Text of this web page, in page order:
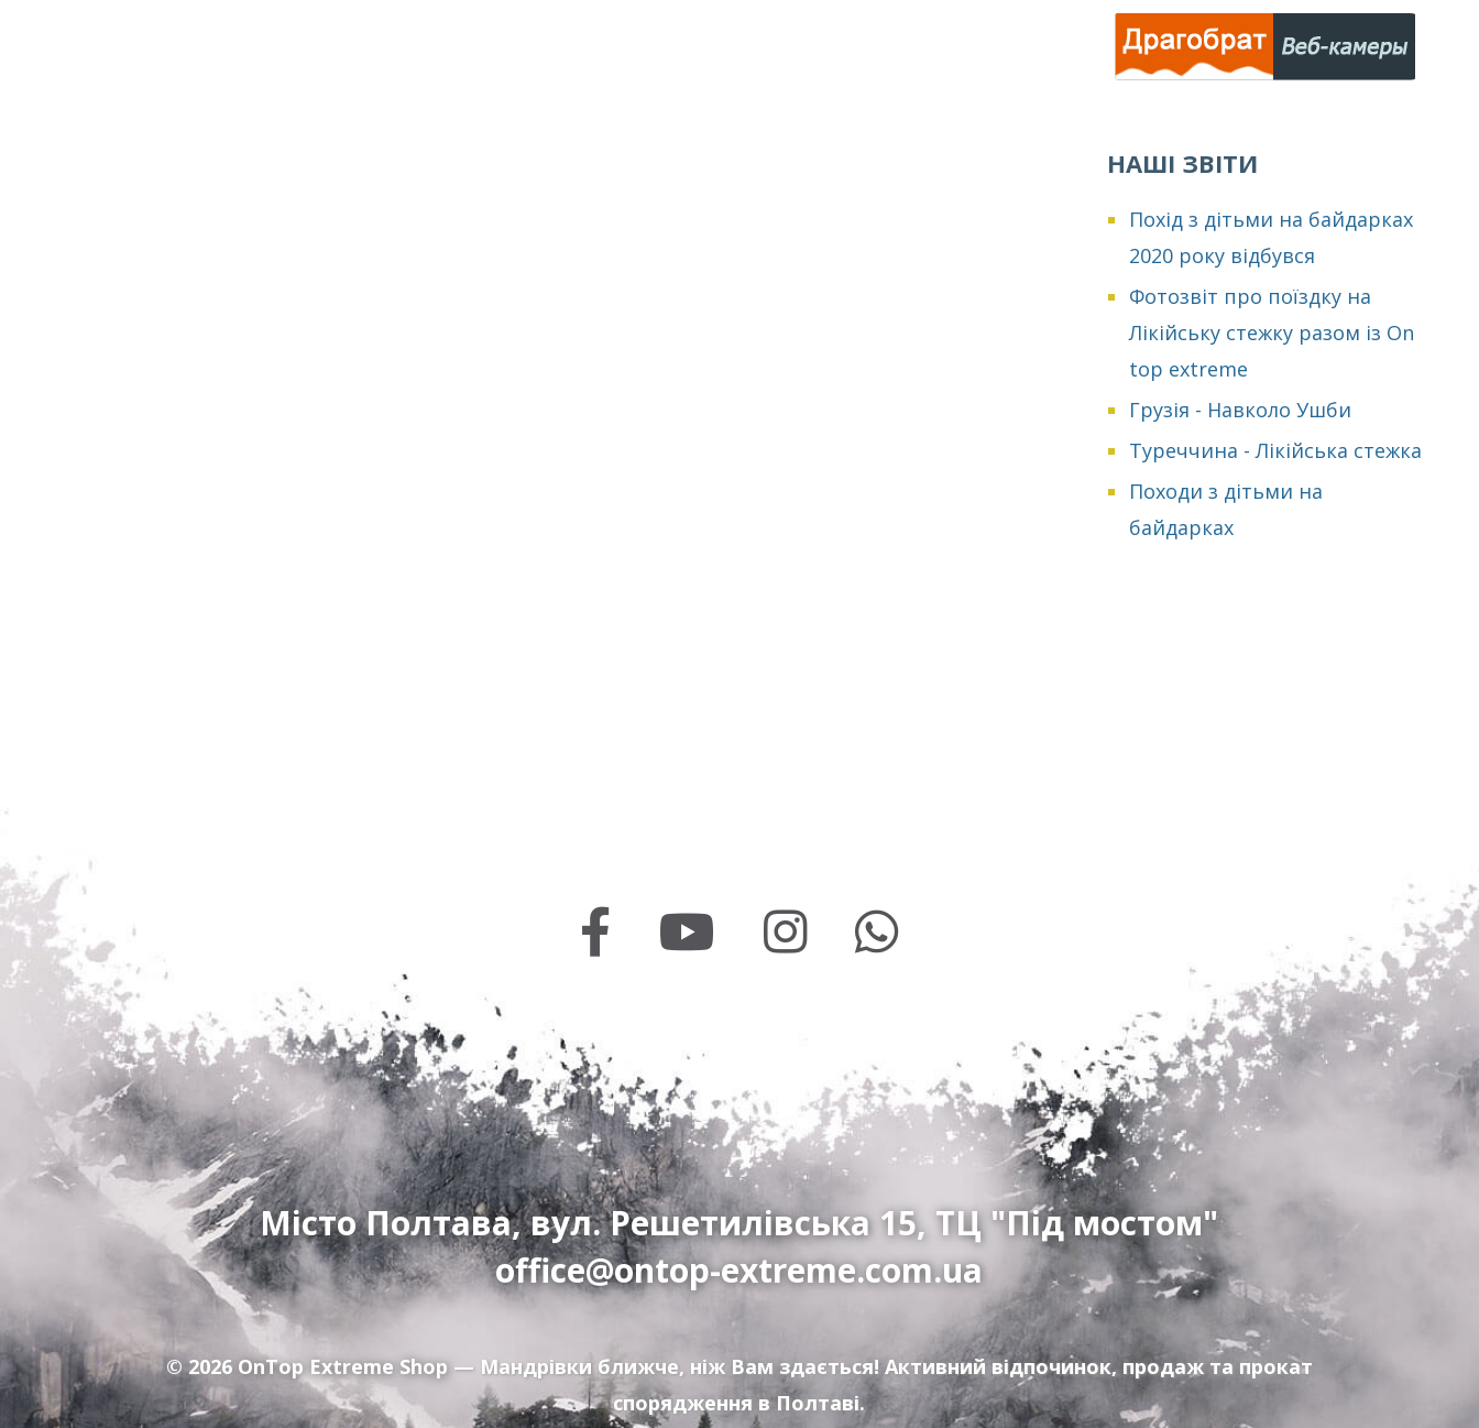
НАШІ ЗВІТИ
Похід з дітьми на байдарках
2020 року відбувся
Фотозвіт про поїздку на
Лікійську стежку разом із On
top extreme
Грузія - Навколо Ушби
Туреччина - Лікійська стежка
Походи з дітьми на
байдарках
Місто Полтава, вул. Решетилівська 15, ТЦ "Під мостом"
office@ontop-extreme.com.ua
© 2026OnTop Extreme Shop— Мандрівки ближче, ніж Вам здається! Активний відпочинок, продаж та прокат
спорядження в Полтаві.